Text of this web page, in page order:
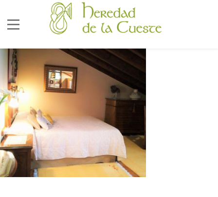
686 92 73 04
correo@lacueste.com
La Cueste 26, LLenín